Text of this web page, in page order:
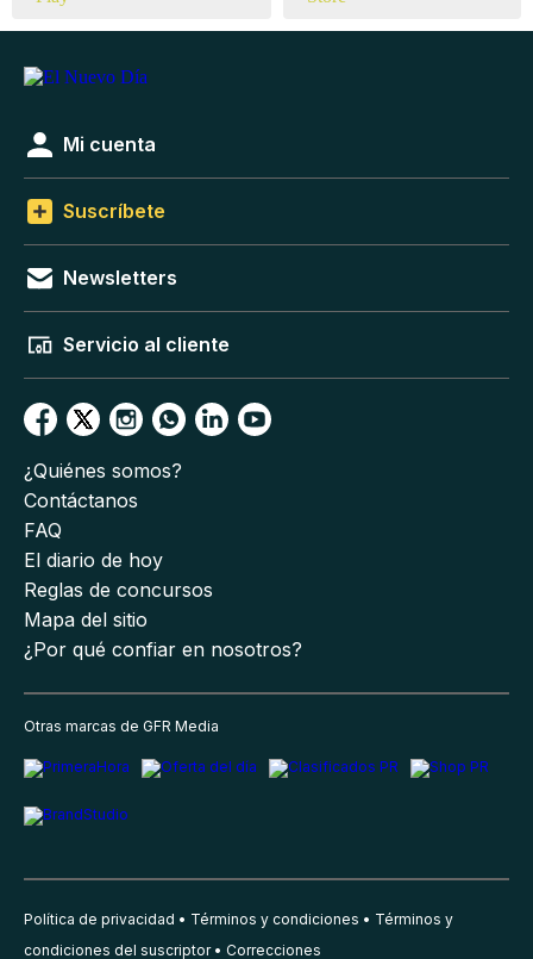
Mi cuenta
Suscríbete
Newsletters
Servicio al cliente
¿Quiénes somos?
Contáctanos
FAQ
El diario de hoy
Reglas de concursos
Mapa del sitio
¿Por qué confiar en nosotros?
Otras marcas de GFR Media
Política de privacidad Términos y condiciones
Términos y
condiciones del suscriptor
Correcciones